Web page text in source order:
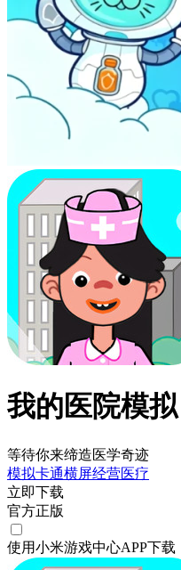
我的医院模拟
等待你来缔造医学奇迹
模拟卡通横屏经营医疗
立即下载
官方正版
使用小米游戏中心APP下载